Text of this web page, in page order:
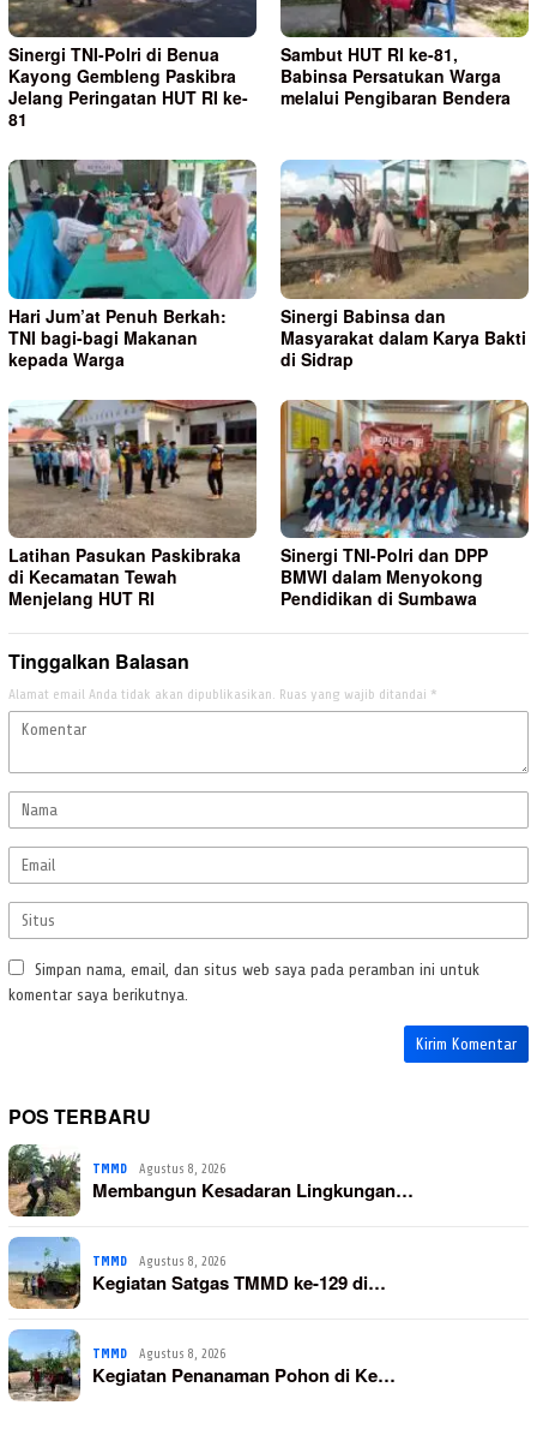
Sinergi TNI-Polri di Benua
Kayong Gembleng Paskibra
Jelang Peringatan HUT RI ke-
81
Sambut HUT RI ke-81,
Babinsa Persatukan Warga
melalui Pengibaran Bendera
Hari Jum’at Penuh Berkah:
TNI bagi-bagi Makanan
kepada Warga
Sinergi Babinsa dan
Masyarakat dalam Karya Bakti
di Sidrap
Latihan Pasukan Paskibraka
di Kecamatan Tewah
Menjelang HUT RI
Sinergi TNI-Polri dan DPP
BMWI dalam Menyokong
Pendidikan di Sumbawa
Tinggalkan Balasan
Alamat email Anda tidak akan dipublikasikan. Ruas yang wajib ditandai *
Simpan nama, email, dan situs web saya pada peramban ini untuk
komentar saya berikutnya.
POS TERBARU
TMMD Agustus 8, 2026
Membangun Kesadaran Lingkungan…
TMMD Agustus 8, 2026
Kegiatan Satgas TMMD ke-129 di…
TMMD Agustus 8, 2026
Kegiatan Penanaman Pohon di Ke…